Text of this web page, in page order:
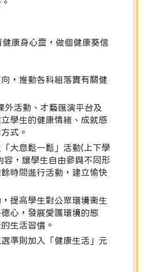
康身心靈，做個健康葵信
，推動各科組落實有關健
外活動、才藝匯演平台及
學生的健康情緒、成就感
式。
大息鬆一鬆」活動(上下學
容，讓學生自由參與不同形
時間進行活動，建立愉快
提高學生對公眾環境衞生
心，發展愛護環境的態
生活習慣。
準則加入「健康生活」元